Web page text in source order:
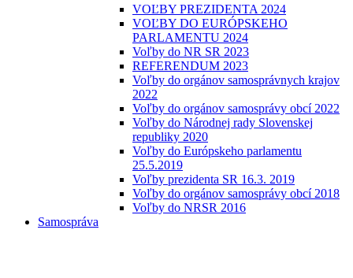
VOĽBY PREZIDENTA 2024
VOĽBY DO EURÓPSKEHO
PARLAMENTU 2024
Voľby do NR SR 2023
REFERENDUM 2023
Voľby do orgánov samosprávnych krajov
2022
Voľby do orgánov samosprávy obcí 2022
Voľby do Národnej rady Slovenskej
republiky 2020
Voľby do Európskeho parlamentu
25.5.2019
Voľby prezidenta SR 16.3. 2019
Voľby do orgánov samosprávy obcí 2018
Voľby do NRSR 2016
Samospráva